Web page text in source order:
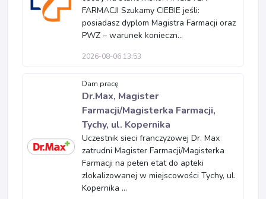
FARMACJI Szukamy CIEBIE jeśli:
posiadasz dyplom Magistra Farmacji oraz
PWZ – warunek konieczn...
2026-08-06 13:53
Dam pracę
Dr.Max, Magister
Farmacji/Magisterka Farmacji,
Tychy, ul. Kopernika
Uczestnik sieci franczyzowej Dr. Max
zatrudni Magister Farmacji/Magisterka
Farmacji na pełen etat do apteki
zlokalizowanej w miejscowości Tychy, ul.
Kopernika ...